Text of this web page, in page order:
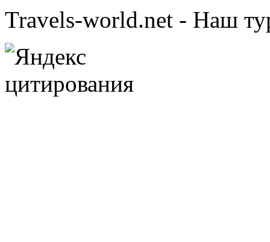
Travels-world.net - Наш